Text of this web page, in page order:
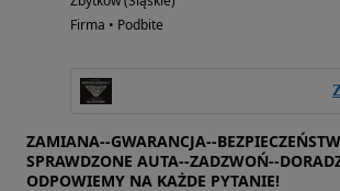
Firma • Podbite
ZAMIANA--GWARANCJA--
SPRAWDZONE AUTA--ZADZWOŃ--
ODPOWIEMY NA KAŻDE PYTANIE!